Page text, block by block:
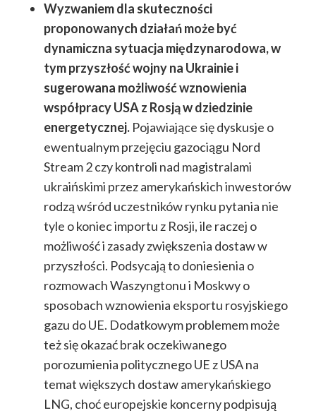
Wyzwaniem dla skuteczności
proponowanych działań może być
dynamiczna sytuacja międzynarodowa, w
tym przyszłość wojny na Ukrainie i
sugerowana możliwość wznowienia
współpracy USA z Rosją w dziedzinie
energetycznej. Pojawiające się dyskusje o
ewentualnym przejęciu gazociągu Nord
Stream 2 czy kontroli nad magistralami
ukraińskimi przez amerykańskich inwestorów
rodzą wśród uczestników rynku pytania nie
tyle o koniec importu z Rosji, ile raczej o
możliwość i zasady zwiększenia dostaw w
przyszłości. Podsycają to doniesienia o
rozmowach Waszyngtonu i Moskwy o
sposobach wznowienia eksportu rosyjskiego
gazu do UE. Dodatkowym problemem może
też się okazać brak oczekiwanego
porozumienia politycznego UE z USA na
temat większych dostaw amerykańskiego
LNG, choć europejskie koncerny podpisują